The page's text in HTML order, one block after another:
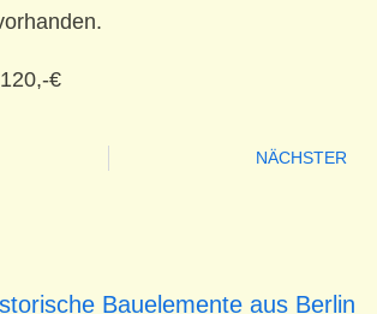
€
NÄCHSTER
Bauelemente aus Berlin